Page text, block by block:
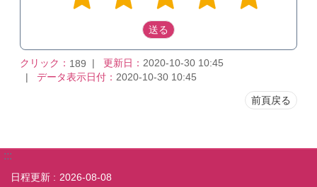
クリック： 189 更新日： 2020-10-30 10:45
データ表示日付： 2020-10-30 10:45
前頁戻る
:::
日程更新
2026-08-08